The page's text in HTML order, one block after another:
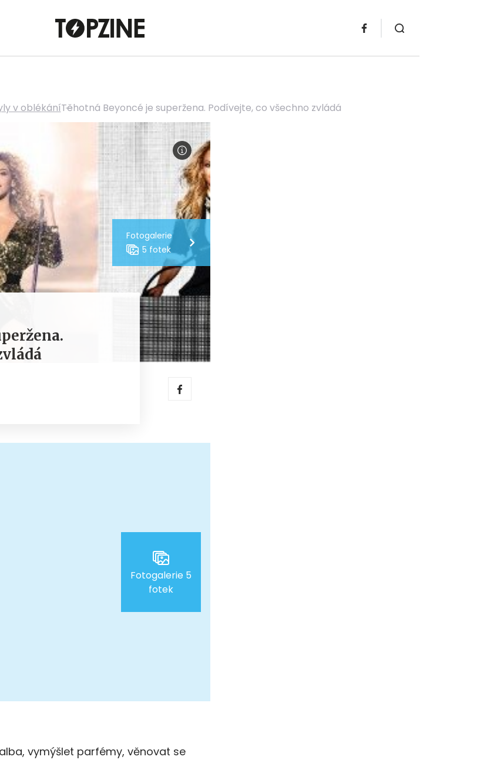
v oblékáníTěhotná Beyoncé je superžena. Podívejte, co všechno zvládá
Fotogalerie
5 fotek
Fotogalerie 5
fotek
vymýšlet parfémy, věnovat se